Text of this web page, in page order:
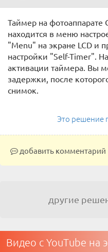
Таймер на фотоаппарате
находится в меню
"Menu" на экране LCD и
настройки "Self-Timer".
активации таймера. Вы
задержки, после
снимок.
Это решение
добавить комментарий
другие
Видео с YouTube на